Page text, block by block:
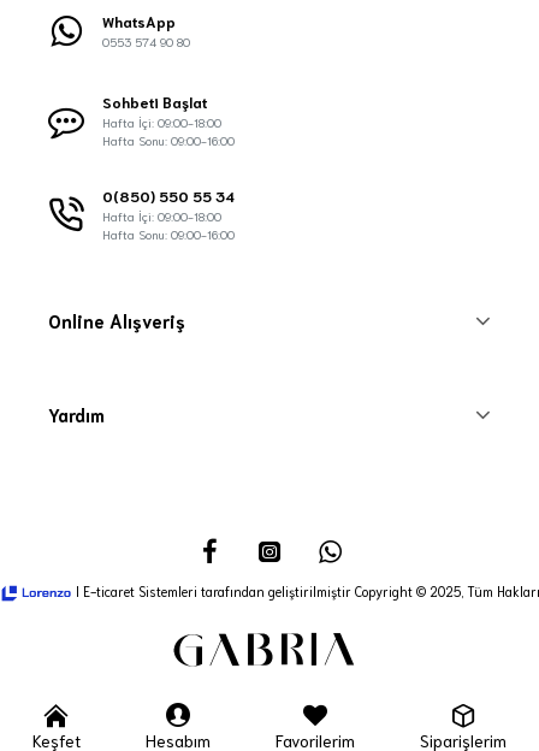
WhatsApp
0553 574 90 80
Sohbeti Başlat
Hafta İçi: 09:00-18:00
Hafta Sonu: 09:00-16:00
0(850) 550 55 34
Hafta İçi: 09:00-18:00
Hafta Sonu: 09:00-16:00
Online Alışveriş
Yardım
I E-ticaret Sistemleri tarafından geliştirilmiştir Copyright © 2025, Tüm Hakları
Keşfet Hesabım Favorilerim Siparişlerim